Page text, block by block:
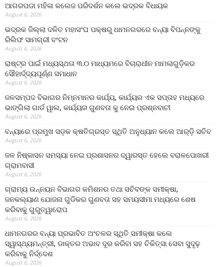
ଆଗରପଡା ମହିଳା କଲେଜ ପରିଦର୍ଶନ କଲେ ଭଦ୍ରକ ବିଧାୟକ
August 6, 2026
ଭଦ୍ରକ ଜିଲ୍ଲା ଦଳିତ ମହାସଂଘ ପକ୍ଷରୁ ଧାମନଗରରେ ବନ୍ୟା ବିପନ୍ନଙ୍କୁ
ରିଲିଫ ସାମଗ୍ରୀ ବଂଟନ
August 6, 2026
ରାଷ୍ଟ୍ର ପାଇଁ ମଧ୍ୟସ୍ଥତା ୩.୦ ମାଧ୍ୟମରେ ବିଚାରାଧୀନ ମାମଲାଗୁଡ଼ିକର
ସୌହାର୍ଦ୍ଦ୍ୟପୂର୍ଣ୍ଣ ସମାଧାନ
August 6, 2026
ଜଳସମ୍ପଦ ବିଭାଗର ନିମ୍ନମାନର କାର୍ଯ୍ୟ, କାର୍ଯ୍ୟର ଏକ ସପ୍ତାହ ମଧ୍ୟରେ
ଭାଙ୍ଗିଲା ଗାର୍ଡ ୱାଲ, କାର୍ଯ୍ୟର ଗୁଣବତା କୁ ନେଇ ପ୍ରଶ୍ନବାଚୀ
August 6, 2026
ବନ୍ୟାରେ ପ୍ରମୁଖ ସଡ଼କ କ୍ଷତିଗ୍ରସ୍ତ ସ୍ଥିତି ଅନୁଧ୍ୟାନ କଲେ ଆର୍‌ଡ଼ି ସଚିବ
August 6, 2026
ଜଳ ନିଷ୍କାସନ ସମସ୍ୟା ନେଇ ପ୍ରଶାସନର ଦ୍ୱାରସ୍ତ ହେଲେ ବରାଳପୋଖରୀ
ଗ୍ରାମବାସୀ
August 6, 2026
ଗ୍ରାମ୍ୟ ଉନ୍ନୟନ ବିଭାଗର କମିଶନର ତଥା ସଚିବଙ୍କ ସମୀକ୍ଷା,
ଜନକଲ୍ୟାଣ ଯୋଜନା ଗୁଡିକର ଗୁଣବତା ସହ ସମୟସୀମା ମଧ୍ୟରେ ଶେଷ
କରିବାକୁ ଗୁରୁତ୍ୱାରୋପ
August 6, 2026
ଧାମନଗରର ବନ୍ୟା ପ୍ରଭାବିତ ଅଂଚଳର ସ୍ଥିତି ସମୀକ୍ଷା କଲେ
ସ୍ୱାସ୍ଥ୍ୟମନ୍ତ୍ରୀ, ଡାକ୍ତର ଅଭାବ ଦୂର କରିବା ସହ ଚିକିତ୍ସା ସେବା ସୁଦୃଢ଼
କରିବାକୁ ନିର୍ଦ୍ଦେଶ
August 6, 2026